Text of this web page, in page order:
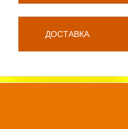
ДОСТАВКА